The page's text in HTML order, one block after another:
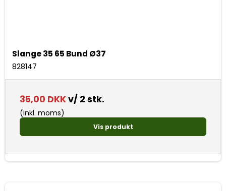
Slange 35 65 Bund Ø37
828147
35,00 DKKv/ 2 stk.
(inkl. moms)
Vis produkt